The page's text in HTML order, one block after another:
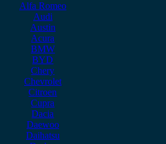
Alfa Romeo
Audi
Austin
Acura
BMW
BYD
Chery
Chevrolet
Citroen
Cupra
Dacia
Daewoo
Daihatsu